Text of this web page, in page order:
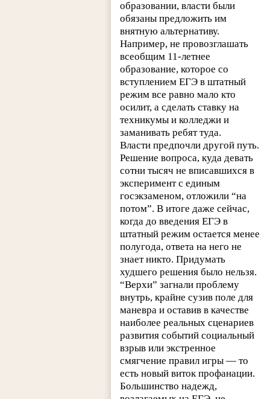
образовании, власти были
обязаны предложить им
внятную альтернативу.
Например, не провозглашать
всеобщим 11-летнее
образование, которое со
вступлением ЕГЭ в штатный
режим все равно мало кто
осилит, а сделать ставку на
техникумы и колледжи и
заманивать ребят туда.
Власти предпочли другой путь.
Решение вопроса, куда девать
сотни тысяч не вписавшихся в
эксперимент с единым
госэкзаменом, отложили “на
потом”. В итоге даже сейчас,
когда до введения ЕГЭ в
штатный режим остается менее
полугода, ответа на него не
знает никто. Придумать
худшего решения было нельзя.
“Верхи” загнали проблему
внутрь, крайне сузив поле для
маневра и оставив в качестве
наиболее реальных сценариев
развития событий социальный
взрыв или экстренное
смягчение правил игры — то
есть новый виток профанации.
Большинство надежд,